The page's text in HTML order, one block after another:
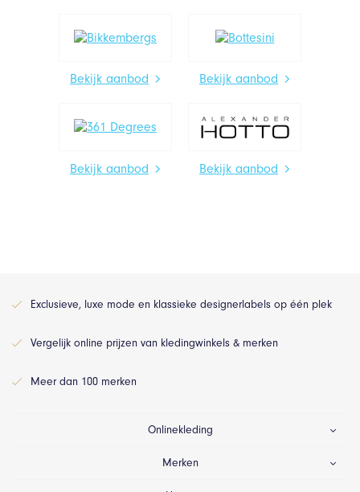
Bekijk aanbod Bekijk aanbod
Bekijk aanbod Bekijk aanbod
Exclusieve, luxe mode en klassieke designerlabels op één plek
Vergelijk online prijzen van kledingwinkels & merken
Meer dan 100 merken
Onlinekleding
Merken